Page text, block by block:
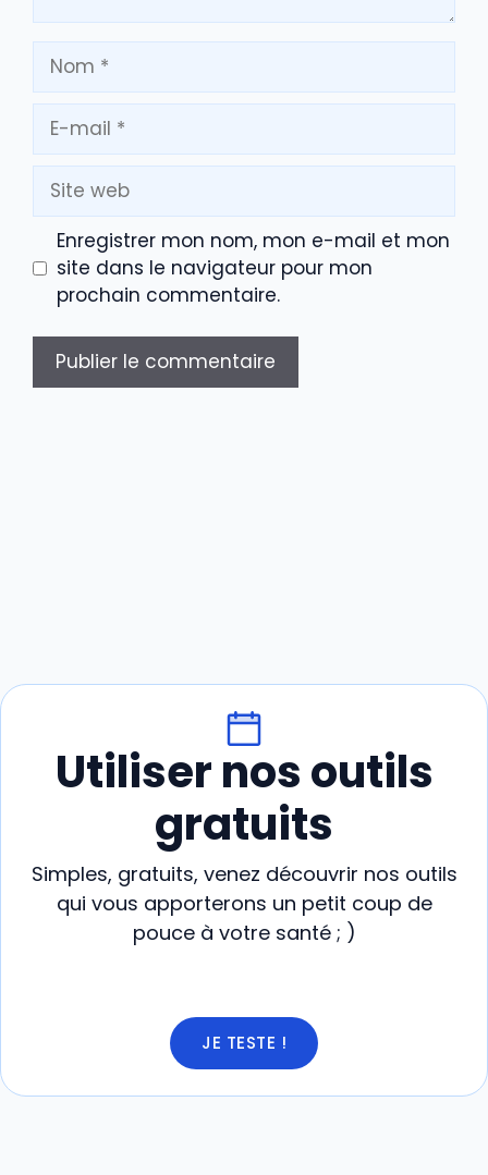
Nom
mail
Site
web
Enregistrer mon nom, mon e-mail et mon
site dans le navigateur pour mon
prochain commentaire.
Utiliser nos outils
gratuits
Simples, gratuits, venez découvrir nos outils
qui vous apporterons un petit coup de
pouce à votre santé ; )
JE TESTE !